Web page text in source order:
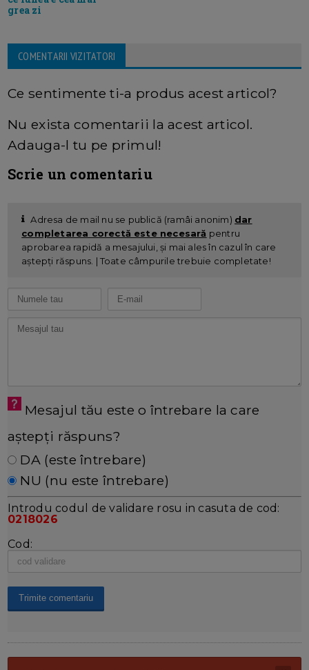
grea zi
COMENTARII VIZITATORI
Ce sentimente ti-a produs acest articol?
Nu exista comentarii la acest articol.
Adauga-l tu pe primul!
Scrie un comentariu
Adresa de mail nu se publică (ramâi anonim) dar
completarea corectă este necesară pentru
aprobarea rapidă a mesajului, și mai ales în cazul în care
aștepți răspuns. | Toate câmpurile trebuie completate!
Mesajul tău este o întrebare la care
aștepți răspuns?
DA (este întrebare)
NU (nu este întrebare)
Introdu codul de validare rosu in casuta de cod:
0218026
Cod: